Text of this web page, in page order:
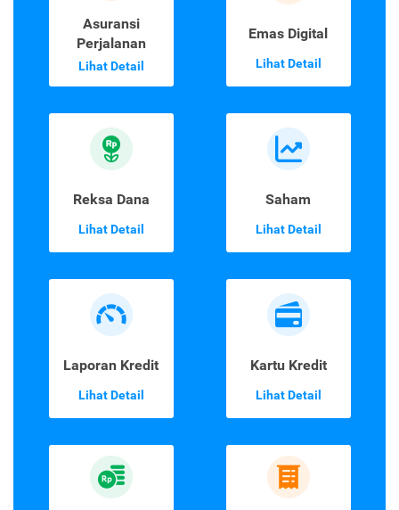
Asuransi
Perjalanan
Lihat Detail
Emas Digital
Lihat Detail
Reksa Dana
Lihat Detail
Saham
Lihat Detail
Laporan Kredit
Lihat Detail
Kartu Kredit
Lihat Detail